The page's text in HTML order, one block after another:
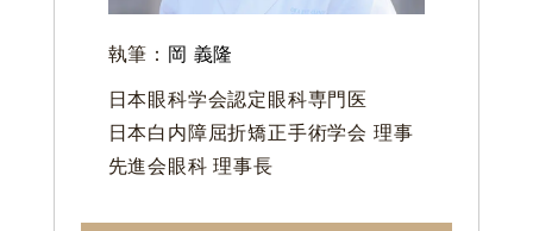
執筆： 岡 義隆
日本眼科学会認定眼科専門医
日本白内障屈折矯正手術学会 理事
先進会眼科 理事長